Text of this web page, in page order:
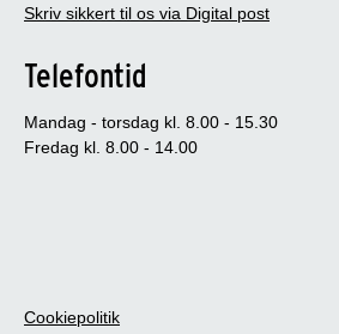
Skriv sikkert til os via Digital post
Telefontid
Mandag - torsdag kl. 8.00 - 15.30
Fredag kl. 8.00 - 14.00
Cookiepolitik